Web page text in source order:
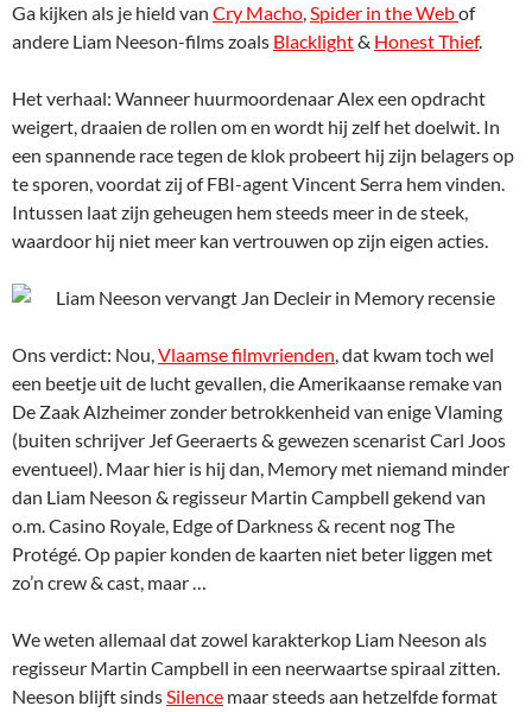
Ga kijken als je hield van Cry Macho,Spider in the Webof
andere Liam Neeson-films zoals Blacklight& Honest Thief.
Het verhaal: Wanneer huurmoordenaar Alex een opdracht
weigert, draaien de rollen om en wordt hij zelf het doelwit. In
een spannende race tegen de klok probeert hij zijn belagers op
te sporen, voordat zij of FBI-agent Vincent Serra hem vinden.
Intussen laat zijn geheugen hem steeds meer in de steek,
waardoor hij niet meer kan vertrouwen op zijn eigen acties.
Ons verdict: Nou,Vlaamse filmvrienden, dat kwam toch wel
een beetje uit de lucht gevallen, die Amerikaanse remake van
De Zaak Alzheimer zonder betrokkenheid van enige Vlaming
(buiten schrijver Jef Geeraerts & gewezen scenarist Carl Joos
eventueel). Maar hier is hij dan, Memory met niemand minder
dan Liam Neeson & regisseur Martin Campbell gekend van
o.m. Casino Royale, Edge of Darkness & recent nog The
Protégé. Op papier konden de kaarten niet beter liggen met
zo’n crew & cast, maar …
We weten allemaal dat zowel karakterkop Liam Neeson als
regisseur Martin Campbell in een neerwaartse spiraal zitten.
Neeson blijft sindsSilence maar steeds aan hetzelfde format